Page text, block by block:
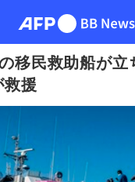
移民救助船が立
援